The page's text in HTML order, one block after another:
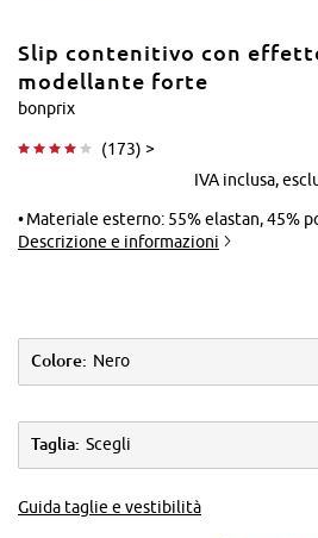
Slip contenitivo con
modellante forte
bonprix
(173) >
IVA inclusa,
Materiale esterno: 55% elastan, 45% poliammide
Descrizione e informazioni
Colore: Nero
Taglia: Scegli
Guida taglie e vestibilità